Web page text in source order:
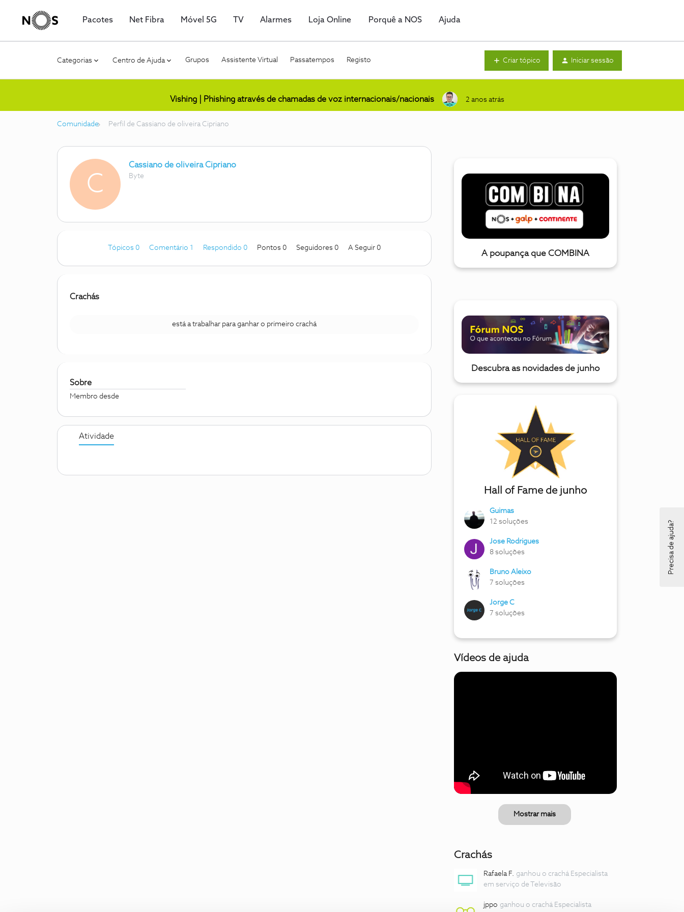
Pacotes Net Fibra Móvel 5G TV Alarmes Loja Online Porquê a NOS Ajuda
Categorias Centro de Ajuda Grupos Assistente Virtual Passatempos Registo Criar tópico Iniciar sessão
Vishing | Phishing através de chamadas de voz internacionais/nacionais 2 anos atrás
Comunidade Perfil de Cassiano de oliveira Cipriano
C
Cassiano de oliveira Cipriano
Byte
Tópicos 0 Comentário 1 Respondido 0 Pontos 0 Seguidores 0 A Seguir 0
Crachás
está a trabalhar para ganhar o primeiro crachá
Sobre
Membro desde
Atividade
A poupança que COMBINA
Descubra as novidades de junho
Hall of Fame de junho
Guimas
12 soluções
Jose Rodrigues
8 soluções
Bruno Aleixo
7 soluções
Jorge C
7 soluções
Vídeos de ajuda
Mostrar mais
Crachás
Rafaela F. ganhou o crachá Especialista
em serviço de Televisão
jppo ganhou o crachá Especialista
Precisa de ajuda?